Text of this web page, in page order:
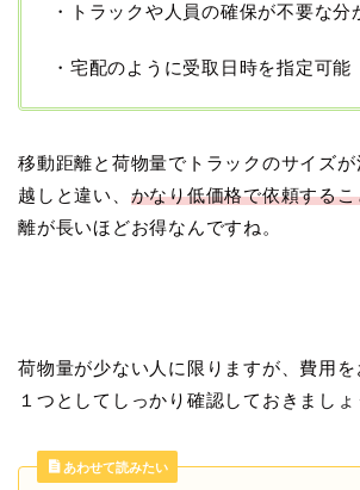
・トラックや人員の確保が不要な分
・宅配のように受取日時を指定可能
移動距離と荷物量でトラックのサイズ
越しと違い、 かなり低価格で依頼する
離が長いほどお得なんですね。
荷物量が少ない人に限りますが、費用
１つとしてしっかり確認しておきましょ
あわせて読みたい